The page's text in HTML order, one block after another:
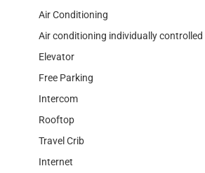
Air Conditioning
Air conditioning individually controlled
Elevator
Free Parking
Intercom
Rooftop
Travel Crib
Internet